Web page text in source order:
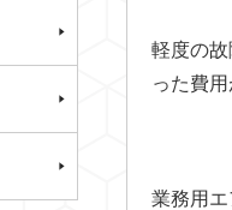
軽度の
った費
業務用